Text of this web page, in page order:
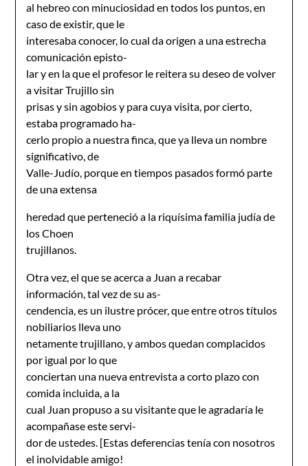
al hebreo con minuciosidad en todos los puntos, en
caso de existir, que le
interesaba conocer, lo cual da origen a una estrecha
comunicación episto-
lar y en la que el profesor le reitera su deseo de volver
a visitar Trujillo sin
prisas y sin agobios y para cuya visita, por cierto,
estaba programado ha-
cerlo propio a nuestra finca, que ya lleva un nombre
significativo, de
Valle-Judío, porque en tiempos pasados formó parte
de una extensa
heredad que perteneció a la riquísima familia judía de
los Choen
trujillanos.
Otra vez, el que se acerca a Juan a recabar
información, tal vez de su as-
cendencia, es un ilustre prócer, que entre otros títulos
nobiliarios lleva uno
netamente trujillano, y ambos quedan complacidos
por igual por lo que
conciertan una nueva entrevista a corto plazo con
comida incluida, a la
cual Juan propuso a su visitante que le agradaría le
acompañase este servi-
dor de ustedes. [Estas deferencias tenía con nosotros
el inolvidable amigo!